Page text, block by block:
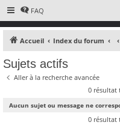
FAQ
Accueil Index du forum
Sujets actifs
Aller à la recherche avancée
0 résultat
Aucun sujet ou message ne
0 résultat